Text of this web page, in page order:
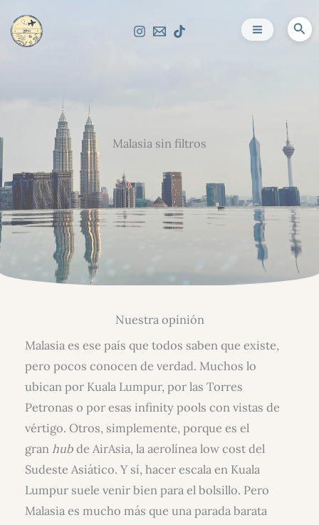
contenido
Malasia sin filtros
Nuestra opinión
Malasia es ese país que todos saben que existe,
pero pocos conocen de verdad. Muchos lo
ubican por Kuala Lumpur, por las Torres
Petronas o por esas infinity pools con vistas de
vértigo. Otros, simplemente, porque es el
gran hubde AirAsia, la aerolínea low cost del
Sudeste Asiático. Y sí, hacer escala en Kuala
Lumpur suele venir bien para el bolsillo. Pero
Malasia es mucho más que una parada barata